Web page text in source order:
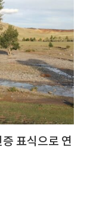
표식으로 연